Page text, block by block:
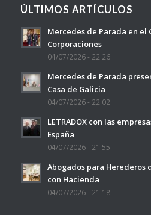
ÚLTIMOS ARTÍCULOS
Mercedes de Parada en el
Corporaciones
04/07/2026 - 22:26
Mercedes de Parada
Casa de Galicia
04/07/2026 - 22:02
LETRADOX con las
España
04/07/2026 - 21:55
Abogados para Herederos
con Hacienda
04/07/2026 - 21:18